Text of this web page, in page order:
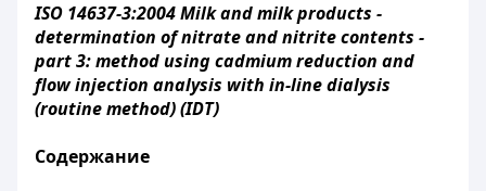
ISO 14637-3:2004 Milk and milk products -
determination of nitrate and nitrite contents -
part 3: method using cadmium reduction and
flow injection analysis with in-line dialysis
(routine method) (IDT)
Содержание